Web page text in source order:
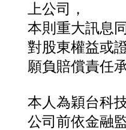
上公司，
本則重大訊息
對股東權益或
願負賠償責任
本人為穎台科
公司前依金融